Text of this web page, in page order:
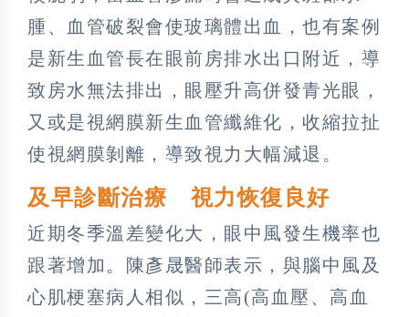
腫、血管破裂會使玻璃體出血，也有案例
是新生血管長在眼前房排水出口附近，導
致房水無法排出，眼壓升高併發青光眼，
又或是視網膜新生血管纖維化，收縮拉扯
使視網膜剝離，導致視力大幅減退。
及早診斷治療 視力恢復良好
近期冬季溫差變化大，眼中風發生機率也
跟著增加。陳彥晟醫師表示，與腦中風及
心肌梗塞病人相似，三高(高血壓、高血